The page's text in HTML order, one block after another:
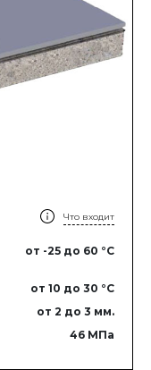
Что входит
от -25 до 60 °C
от 10 до 30 °C
от 2 до 3 мм.
46 МПа